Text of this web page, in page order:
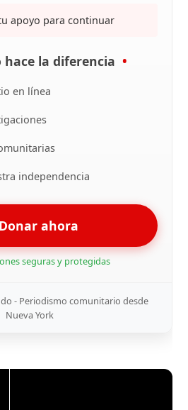
apoyo para continuar
hace la diferencia
en línea
independencia
Donar ahora
seguras y protegidas
- Periodismo comunitario desde
Nueva York